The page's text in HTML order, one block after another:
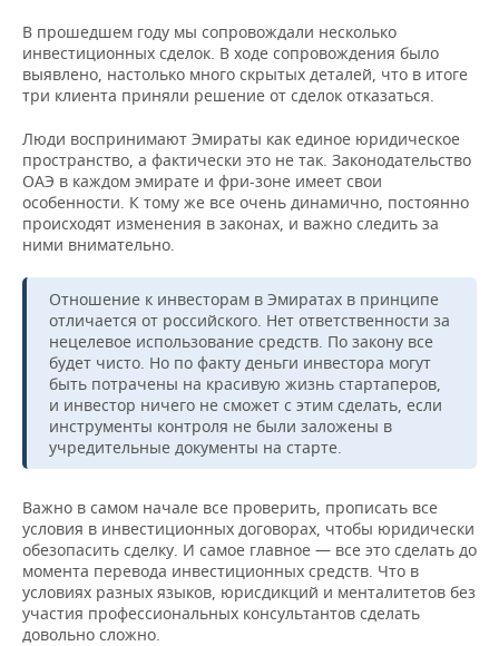
В прошедшем году мы сопровождали несколько
инвестиционных сделок. В ходе сопровождения было
выявлено, настолько много скрытых деталей, что в итоге
три клиента приняли решение от сделок отказаться.
Люди воспринимают Эмираты как единое юридическое
пространство, а фактически это не так. Законодательство
ОАЭ в каждом эмирате и фри-зоне имеет свои
особенности. К тому же все очень динамично, постоянно
происходят изменения в законах, и важно следить за
ними внимательно.
Отношение к инвесторам в Эмиратах в принципе
отличается от российского. Нет ответственности за
нецелевое использование средств. По закону все
будет чисто. Но по факту деньги инвестора могут
быть потрачены на красивую жизнь стартаперов,
и инвестор ничего не сможет с этим сделать, если
инструменты контроля не были заложены в
учредительные документы на старте.
Важно в самом начале все проверить, прописать все
условия в инвестиционных договорах, чтобы юридически
обезопасить сделку. И самое главное — все это сделать до
момента перевода инвестиционных средств. Что в
условиях разных языков, юрисдикций и менталитетов без
участия профессиональных консультантов сделать
довольно сложно.